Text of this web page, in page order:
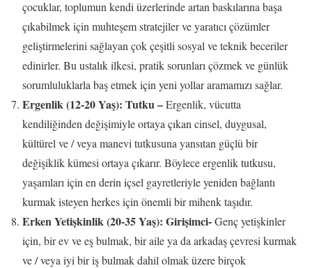
çocuklar, toplumun kendi üzerlerinde artan baskılarına başa
çıkabilmek için muhteşem stratejiler ve yaratıcı çözümler
geliştirmelerini sağlayan çok çeşitli sosyal ve teknik beceriler
edinirler. Bu ustalık ilkesi, pratik sorunları çözmek ve günlük
sorumluluklarla baş etmek için yeni yollar aramamızı sağlar.
Ergenlik (12-20 Yaş): Tutku –Ergenlik, vücutta
kendiliğinden değişimiyle ortaya çıkan cinsel, duygusal,
kültürel ve / veya manevi tutkusuna yansıtan güçlü bir
değişiklik kümesi ortaya çıkarır. Böylece ergenlik tutkusu,
yaşamları için en derin içsel gayretleriyle yeniden bağlantı
kurmak isteyen herkes için önemli bir mihenk taşıdır.
Erken Yetişkinlik (20-35 Yaş): Girişimci-Genç yetişkinler
için, bir ev ve eş bulmak, bir aile ya da arkadaş çevresi kurmak
ve / veya iyi bir iş bulmak dahil olmak üzere birçok